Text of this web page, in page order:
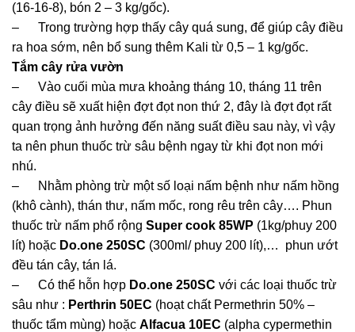
(16-16-8), bón 2 – 3 kg/gốc).
– Trong trường hợp thấy cây quá sung, để giúp cây điều
ra hoa sớm, nên bổ sung thêm Kali từ 0,5 – 1 kg/gốc.
Tắm cây rửa vườn
– Vào cuối mùa mưa khoảng tháng 10, tháng 11 trên
cây điều sẽ xuất hiện đợt đọt non thứ 2, đây là đợt đọt rất
quan trọng ảnh hưởng đến năng suất điều sau này, vì vậy
ta nên phun thuốc trừ sâu bệnh ngay từ khi đọt non mới
nhú.
– Nhằm phòng trừ một số loại nấm bệnh như nấm hồng
(khô cành), thán thư, nấm mốc, rong rêu trên cây…. Phun
thuốc trừ nấm phổ rộng Super cook 85WP (1kg/phuy 200
lít) hoặc Do.one 250SC (300ml/ phuy 200 lít),… phun ướt
đều tán cây, tán lá.
– Có thể hỗn hợp Do.one 250SC với các loại thuốc trừ
sâu như : Perthrin 50EC (hoạt chất Permethrin 50% –
thuốc tẩm mùng) hoặc Alfacua 10EC (alpha cypermethin